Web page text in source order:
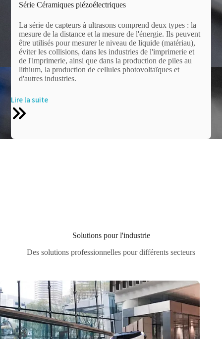
Série Céramiques piézoélectriques
La série de capteurs à ultrasons comprend deux types : la
mesure de la distance et la mesure de l'énergie. Ils peuvent
être utilisés pour mesurer le niveau de liquide (matériau),
éviter les collisions, dans les industries de l'imprimerie et
de l'imprimerie, ainsi que dans la production de piles au
lithium, la production de cellules photovoltaïques et
d'autres industries.
Lire la suite
Solutions pour l'industrie
Des solutions professionnelles pour différents secteurs